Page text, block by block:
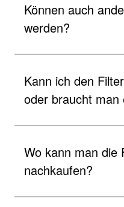
Können auch
werden?
Kann ich den
oder braucht man
Wo kann man die
nachkaufen?